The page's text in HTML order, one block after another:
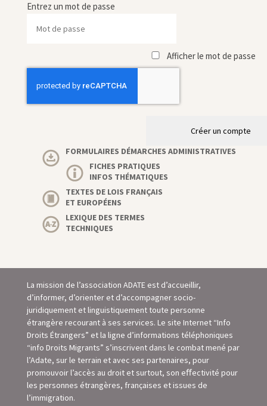
Entrez un mot de passe
Afficher le mot de passe
Créer un compte
FORMULAIRES DÉMARCHES ADMINISTRATIVES
FICHES PRATIQUES
INFOS THÉMATIQUES
TEXTES DE LOIS FRANÇAIS
ET EUROPÉENS
LEXIQUE DES TERMES
TECHNIQUES
La mission de l’association ADATE est d’accueillir,
d’informer, d’orienter et d’accompagner socio-
juridiquement et linguistiquement toute personne
étrangère recourant à ses services. Le site Internet “Info
Droits Étrangers” et la ligne d’informations téléphoniques
“info Droits Migrants” s’inscrivent dans le combat mené par
l’Adate, sur le terrain et avec ses partenaires, pour
promouvoir l’accès au droit et surtout, son eﬀectivité pour
les personnes étrangères, françaises et issues de
l’immigration.